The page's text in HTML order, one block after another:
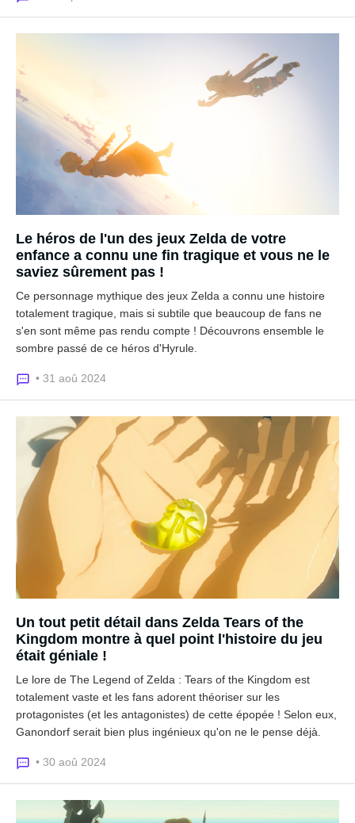
Le héros de l'un des jeux Zelda de votre
enfance a connu une fin tragique et vous ne le
saviez sûrement pas !
Ce personnage mythique des jeux Zelda a connu une histoire
totalement tragique, mais si subtile que beaucoup de fans ne
s'en sont même pas rendu compte ! Découvrons ensemble le
sombre passé de ce héros d'Hyrule.
• 31 aoû 2024
Un tout petit détail dans Zelda Tears of the
Kingdom montre à quel point l'histoire du jeu
était géniale !
Le lore de The Legend of Zelda : Tears of the Kingdom est
totalement vaste et les fans adorent théoriser sur les
protagonistes (et les antagonistes) de cette épopée ! Selon eux,
Ganondorf serait bien plus ingénieux qu'on ne le pense déjà.
• 30 aoû 2024